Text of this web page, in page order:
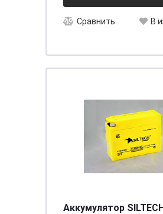
Сравнить В
Аккумулятор